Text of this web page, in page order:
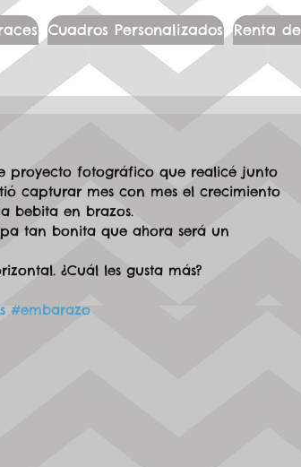
Cuadros Personalizados Renta
proyecto fotográfico que realicé junto
capturar mes con mes el crecimiento
bebita en brazos.
tan bonita que ahora será un
¿Cuál les gusta más?
#embarazo